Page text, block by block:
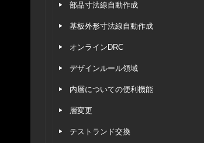
部品寸法線自動作成
基板外形寸法線自動作成
オンラインDRC
デザインルール領域
内層についての便利機能
層変更
テストランド交換